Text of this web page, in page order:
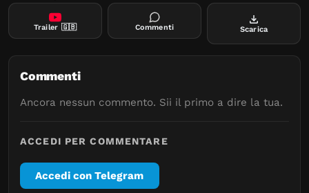
Trailer 🇬🇧 Commenti Scarica
Commenti
Ancora nessun commento. Sii il primo a dire la tua.
ACCEDI PER COMMENTARE
Accedi con Telegram